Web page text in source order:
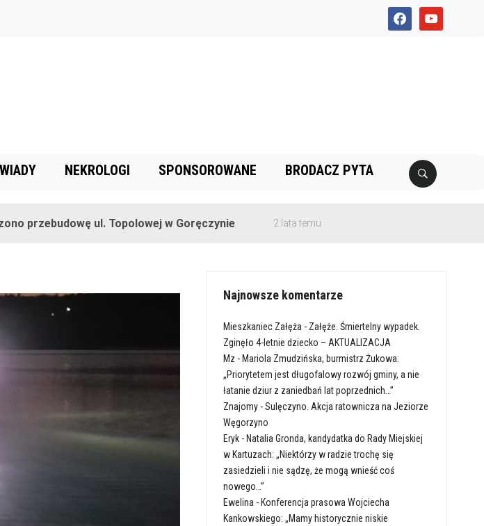
facebookyoutube
NEKROLOGI SPONSOROWANE BRODACZ PYTA
ul. Topolowej w Goręczynie 2 lata temu
Najnowsze komentarze
Mieszkaniec Załęża - Załęże. Śmiertelny wypadek.
Zginęło 4-letnie dziecko – AKTUALIZACJA
Mz - Mariola Zmudzińska, burmistrz Żukowa:
„Priorytetem jest długofalowy rozwój gminy, a nie
łatanie dziur z zaniedbań lat poprzednich…”
Znajomy -Sulęczyno. Akcja ratownicza na Jeziorze
Węgorzyno
Eryk - Natalia Gronda, kandydatka do Rady Miejskiej
w Kartuzach: „Niektórzy w radzie trochę się
zasiedzieli i nie sądzę, że mogą wnieść coś
nowego…”
Ewelina - Konferencja prasowa Wojciecha
Kankowskiego: „Mamy historycznie niskie